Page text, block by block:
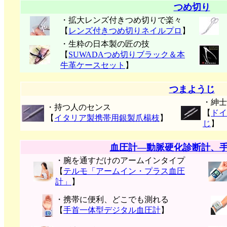
つめ切り
・拡大レンズ付きつめ切りで楽々
【 レンズ付きつめ切りネイルプロ 】
・生粋の日本製の匠の技
【 SUWADAつめ切りブラック＆本
牛革ケースセット 】
つまようじ
・持つ人のセンス
【 イタリア製携帯用銀製爪楊枝 】
・紳
【 ド
じ 】
血圧計―動脈硬化診断計、
・腕を通すだけのアームインタイプ
【 テルモ「アームイン・プラス血圧
計」
】
・携帯に便利、どこでも測れる
【手首一体型デジタル血圧計】